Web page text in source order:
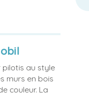
pilotis au style
murs en bois
couleur. La